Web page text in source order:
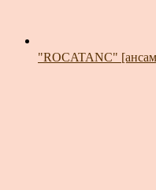
"ROCATANC"